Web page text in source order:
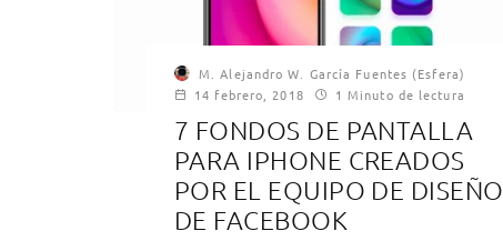
M. Alejandro W. García Fuentes (Esfera)
14 febrero, 2018
1 Minuto de lectura
7 FONDOS DE PANTALLA
PARA IPHONE CREADOS
POR EL EQUIPO DE DISEÑO
DE FACEBOOK